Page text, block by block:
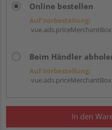
Online bestellen
Auf Vorbestellung:
Beim Händler
Auf Vorbestellung:
In den